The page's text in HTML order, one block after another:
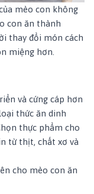
mèo con không
con ăn thành
thay đổi món cách
miệng hơn.
và cứng cáp hơn
thức ăn dinh
thực phẩm cho
từ thịt, chất xơ và
cho mèo con ăn